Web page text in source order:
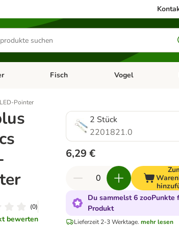
Menü öffnen: Hundefutter & Zubehör
Kategorie-Menü öffnen: Kleintier
Fisch Kategorie-Menü
Vogel
Pointer
(0)
bewerten
2 Stück
2201821.0
6,29 €
Du sammelst 6 zooPunkte
Produkt
Lieferzeit 2-3 Werktage. mehr lesen